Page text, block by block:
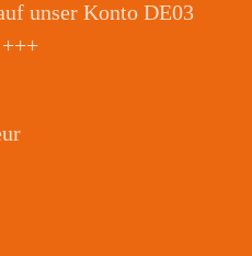
unser Konto DE03